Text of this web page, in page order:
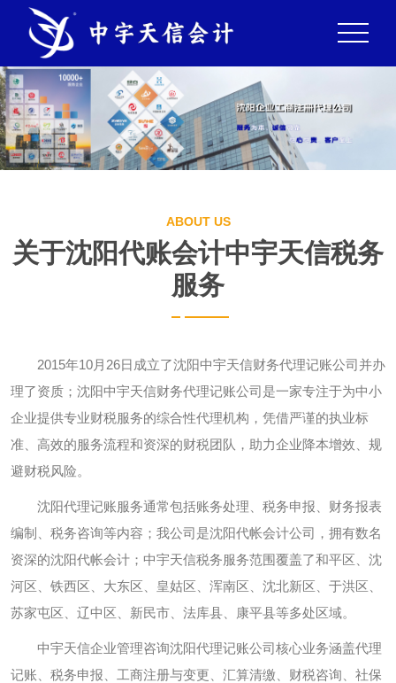
ABOUT US
关于沈阳代账会计中宇天信税务
服务
2015年10月26日成立了沈阳中宇天信财务代理记账公司并办
理了资质；沈阳中宇天信财务代理记账公司是一家专注于为中小
企业提供专业财税服务的综合性代理机构，凭借严谨的执业标
准、高效的服务流程和资深的财税团队，助力企业降本增效、规
避财税风险。
沈阳代理记账服务通常包括账务处理、税务申报、财务报表
编制、税务咨询等内容；我公司是沈阳代帐会计公司，拥有数名
资深的沈阳代帐会计；中宇天信税务服务范围覆盖了和平区、沈
河区、铁西区、大东区、皇姑区、浑南区、沈北新区、于洪区、
苏家屯区、辽中区、新民市、法库县、康平县等多处区域。
中宇天信企业管理咨询沈阳代理记账公司核心业务涵盖代理
记账、税务申报、工商注册与变更、汇算清缴、财税咨询、社保